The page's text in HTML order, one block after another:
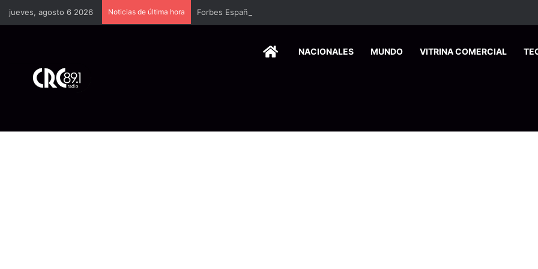
jueves, agosto 6 2026 Noticias de última hora Forbes España dedica edición especial a Costa Rica para promover el turismo europeo
HOMENACIONALES MUNDO VITRINA COMERCIAL